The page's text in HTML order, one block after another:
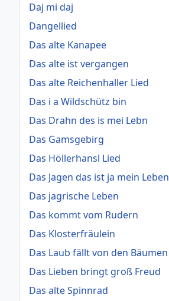
Daj mi daj
Dangellied
Das alte Kanapee
Das alte ist vergangen
Das alte Reichenhaller Lied
Das i a Wildschütz bin
Das Drahn des is mei Lebn
Das Gamsgebirg
Das Höllerhansl Lied
Das Jagen das ist ja mein Leben
Das jagrische Leben
Das kommt vom Rudern
Das Klosterfräulein
Das Laub fällt von den Bäumen
Das Lieben bringt groß Freud
Das alte Spinnrad